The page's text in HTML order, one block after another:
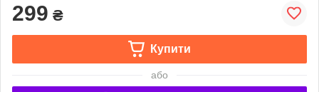
299 ₴
Купити
або